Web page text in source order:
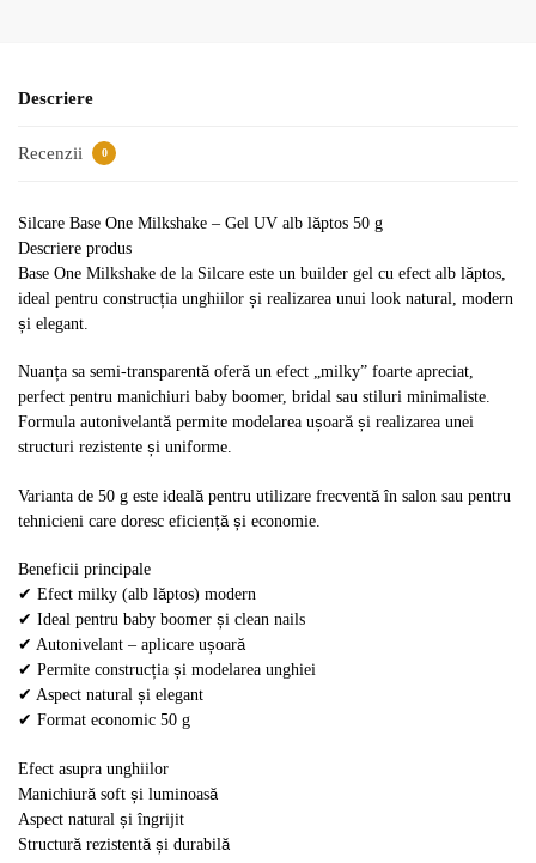
Descriere
Recenzii 0
Silcare Base One Milkshake – Gel UV alb lăptos 50 g
Descriere produs
Base One Milkshake de la Silcare este un builder gel cu efect alb lăptos,
ideal pentru construcția unghiilor și realizarea unui look natural, modern
și elegant.
Nuanța sa semi-transparentă oferă un efect „milky” foarte apreciat,
perfect pentru manichiuri baby boomer, bridal sau stiluri minimaliste.
Formula autonivelantă permite modelarea ușoară și realizarea unei
structuri rezistente și uniforme.
Varianta de 50 g este ideală pentru utilizare frecventă în salon sau pentru
tehnicieni care doresc eficiență și economie.
Beneficii principale
✔ Efect milky (alb lăptos) modern
✔ Ideal pentru baby boomer și clean nails
✔ Autonivelant – aplicare ușoară
✔ Permite construcția și modelarea unghiei
✔ Aspect natural și elegant
✔ Format economic 50 g
Efect asupra unghiilor
Manichiură soft și luminoasă
Aspect natural și îngrijit
Structură rezistentă și durabilă